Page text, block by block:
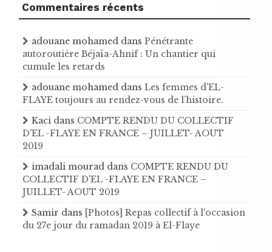
Commentaires récents
adouane mohamed dans Pénétrante
autoroutière Béjaïa-Ahnif : Un chantier qui
cumule les retards
adouane mohamed dans Les femmes d’EL-
FLAYE toujours au rendez-vous de l’histoire .
Kaci dans COMPTE RENDU DU COLLECTIF
D'EL -FLAYE EN FRANCE – JUILLET- AOUT
2019
imadali mourad dans COMPTE RENDU DU
COLLECTIF D'EL -FLAYE EN FRANCE –
JUILLET- AOUT 2019
Samir dans [Photos] Repas collectif à l'occasion
du 27e jour du ramadan 2019 à El-Flaye